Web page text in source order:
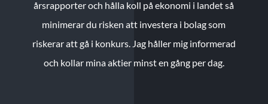
årsrapporter och hålla koll på ekonomi i landet så
minimerar du risken att investera i bolag som
riskerar att gå i konkurs. Jag håller mig informerad
och kollar mina aktier minst en gång per dag.